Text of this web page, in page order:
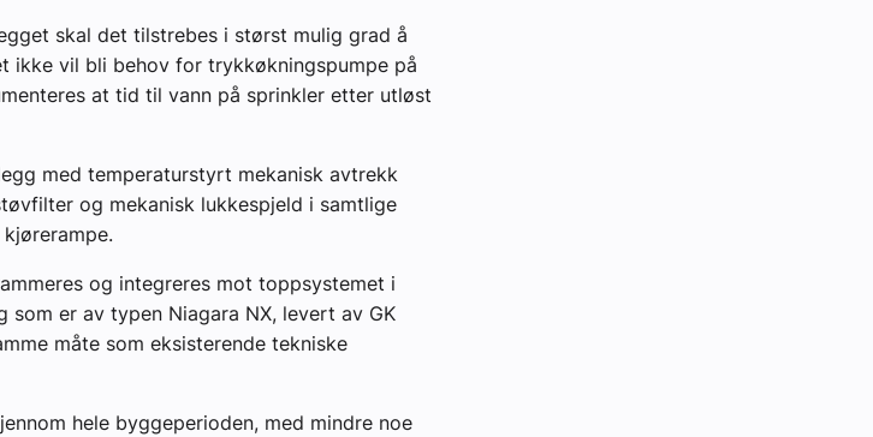
skal det tilstrebes i størst mulig grad å
ikke vil bli behov for trykkøkningspumpe på
at tid til vann på sprinkler etter utløst
med temperaturstyrt mekanisk avtrekk
og mekanisk lukkespjeld i samtlige
og integreres mot toppsystemet i
som er av typen Niagara NX, levert av GK
måte som eksisterende tekniske
hele byggeperioden, med mindre noe